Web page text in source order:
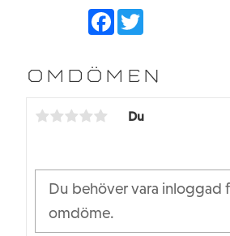
F
b
o
T
t
e
OMDÖMEN
Du